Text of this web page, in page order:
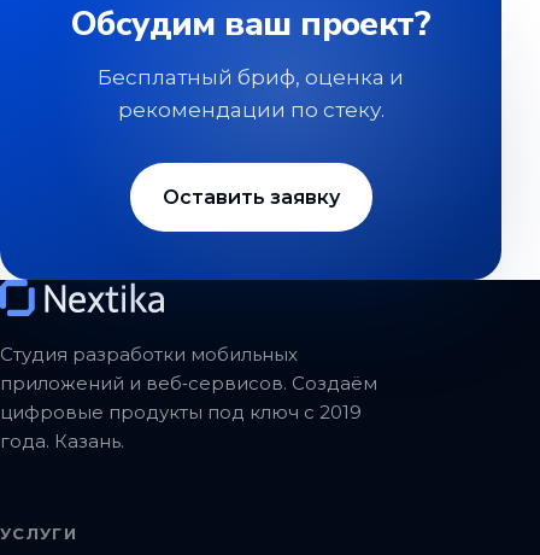
Обсудим ваш проект?
Бесплатный бриф, оценка и
рекомендации по стеку.
Оставить заявку
Студия разработки мобильных
приложений и веб‑сервисов. Создаём
цифровые продукты под ключ с 2019
года. Казань.
УСЛУГИ